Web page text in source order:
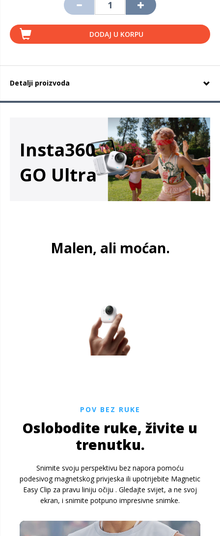
DODAJ U KORPU
Detalji proizvoda
Insta360
GO Ultra
Malen, ali moćan.
POV BEZ RUKE
Oslobodite ruke, živite u
trenutku.
Snimite svoju perspektivu bez napora pomoću
podesivog magnetskog privjeska ili upotrijebite Magnetic
Easy Clip za pravu liniju očiju . Gledajte svijet, a ne svoj
ekran, i snimite potpuno impresivne snimke.